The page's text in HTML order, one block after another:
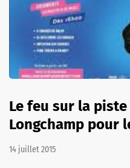
Le feu sur la
Longchamp pour
14 juillet 2015